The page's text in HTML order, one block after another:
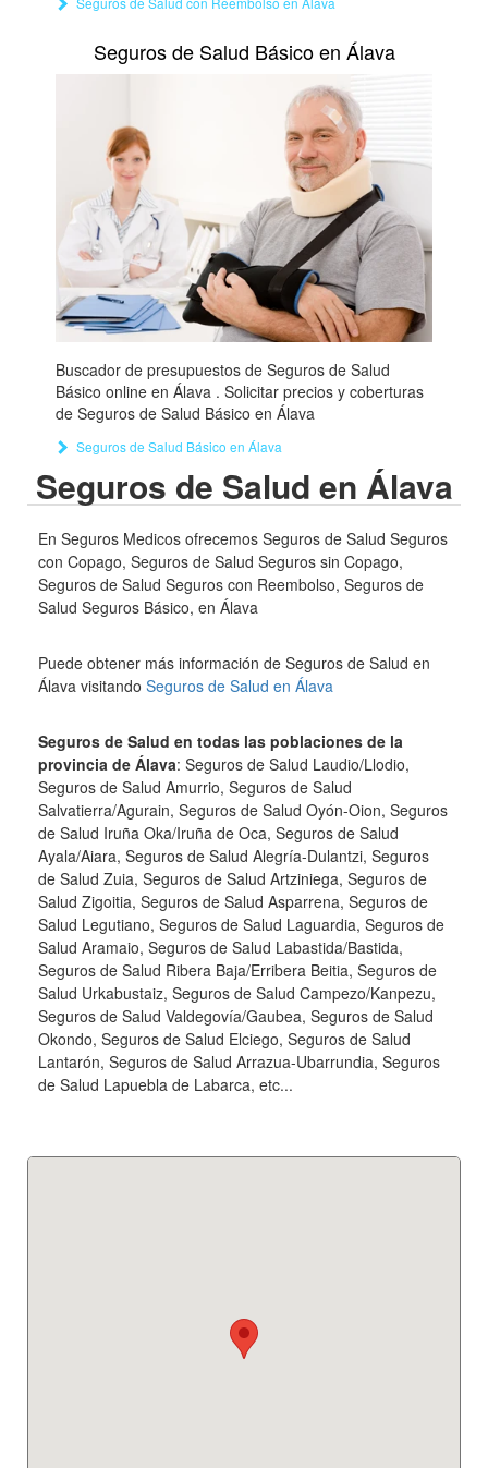
Seguros de Salud Básico en Álava
Buscador de presupuestos de Seguros de Salud
Básico online en Álava . Solicitar precios y coberturas
de Seguros de Salud Básico en Álava
Seguros de Salud Básico en Álava
Seguros de Salud en Álava
En Seguros Medicos ofrecemos Seguros de Salud Seguros
con Copago, Seguros de Salud Seguros sin Copago,
Seguros de Salud Seguros con Reembolso, Seguros de
Salud Seguros Básico, en Álava
Puede obtener más información de Seguros de Salud en
Álava visitando Seguros de Salud en Álava
Seguros de Salud en todas las poblaciones de la
provincia de Álava: Seguros de Salud Laudio/Llodio,
Seguros de Salud Amurrio, Seguros de Salud
Salvatierra/Agurain, Seguros de Salud Oyón-Oion, Seguros
de Salud Iruña Oka/Iruña de Oca, Seguros de Salud
Ayala/Aiara, Seguros de Salud Alegría-Dulantzi, Seguros
de Salud Zuia, Seguros de Salud Artziniega, Seguros de
Salud Zigoitia, Seguros de Salud Asparrena, Seguros de
Salud Legutiano, Seguros de Salud Laguardia, Seguros de
Salud Aramaio, Seguros de Salud Labastida/Bastida,
Seguros de Salud Ribera Baja/Erribera Beitia, Seguros de
Salud Urkabustaiz, Seguros de Salud Campezo/Kanpezu,
Seguros de Salud Valdegovía/Gaubea, Seguros de Salud
Okondo, Seguros de Salud Elciego, Seguros de Salud
Lantarón, Seguros de Salud Arrazua-Ubarrundia, Seguros
de Salud Lapuebla de Labarca, etc...